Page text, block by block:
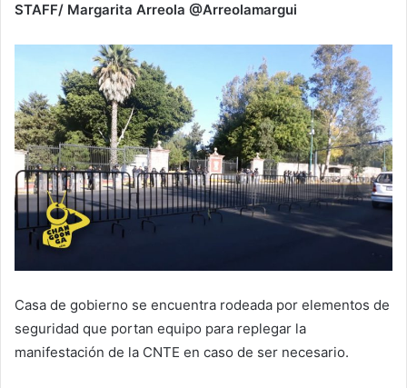
STAFF/ Margarita Arreola @Arreolamargui
Casa de gobierno se encuentra rodeada por elementos de
seguridad que portan equipo para replegar la
manifestación de la CNTE en caso de ser necesario.